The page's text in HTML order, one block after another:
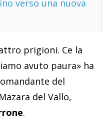
verso una nuova
prigioni. Ce la
avuto paura» ha
del
del Vallo,
.